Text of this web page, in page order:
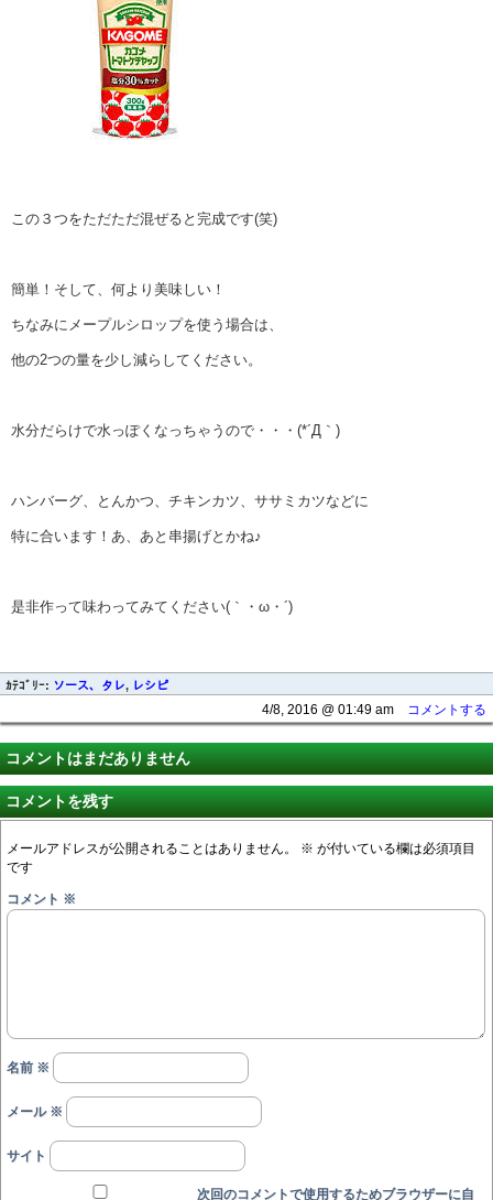
この３つをただただ混ぜると完成です(笑)
簡単！そして、何より美味しい！
ちなみにメープルシロップを使う場合は、
他の2つの量を少し減らしてください。
水分だらけで水っぽくなっちゃうので・・・(*´Д｀)
ハンバーグ、とんかつ、チキンカツ、ササミカツなどに
特に合います！あ、あと串揚げとかね♪
是非作って味わってみてください(｀・ω・´)
ｶﾃｺﾞﾘｰ: ソース、タレ, レシピ
4/8, 2016 @ 01:49 am コメントする
コメントはまだありません
コメントを残す
メールアドレスが公開されることはありません。 ※ が付いている欄は必須項目
です
コメント ※
名前 ※
メール ※
サイト
次回のコメントで使用するためブラウザーに自